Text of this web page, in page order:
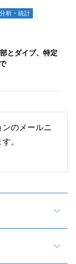
析・統計
とダイブ、特定
ンのメールニ
。